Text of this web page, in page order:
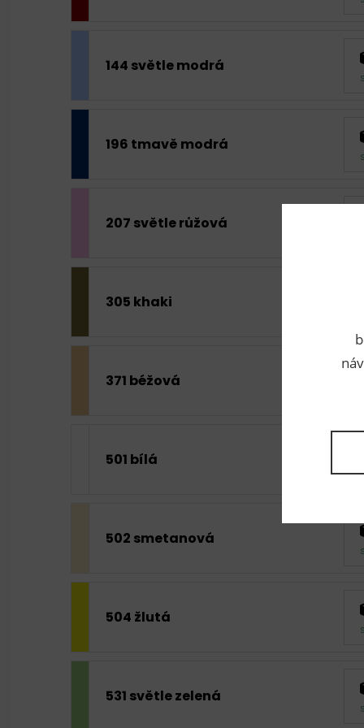
144 světle modrá
196 tmavě modrá
207 světle růžová
305 khaki
371 béžová
501 bílá
502 smetanová
504 žlutá
531 světle zelená